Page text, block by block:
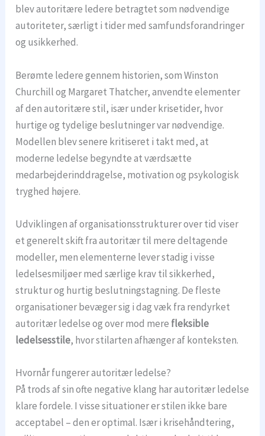
blev autoritære ledere betragtet som nødvendige
autoriteter, særligt i tider med samfundsforandringer
og usikkerhed.
Berømte ledere gennem historien, som Winston
Churchill og Margaret Thatcher, anvendte elementer
af den autoritære stil, især under krisetider, hvor
hurtige og tydelige beslutninger var nødvendige.
Modellen blev senere kritiseret i takt med, at
moderne ledelse begyndte at værdsætte
medarbejderinddragelse, motivation og psykologisk
tryghed højere.
Udviklingen af organisationsstrukturer over tid viser
et generelt skift fra autoritær til mere deltagende
modeller, men elementerne lever stadig i visse
ledelsesmiljøer med særlige krav til sikkerhed,
struktur og hurtig beslutningstagning. De fleste
organisationer bevæger sig i dag væk fra rendyrket
autoritær ledelse og over mod mere fleksible
ledelsesstile, hvor stilarten afhænger af konteksten.
Hvornår fungerer autoritær ledelse?
På trods af sin ofte negative klang har autoritær ledelse
klare fordele. I visse situationer er stilen ikke bare
acceptabel – den er optimal. Især i krisehåndtering,